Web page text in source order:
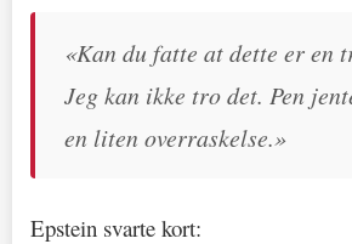
«Kan du fatte at dette er en
Jeg kan ikke tro det. Pen
en liten overraskelse.»
Epstein svarte kort: